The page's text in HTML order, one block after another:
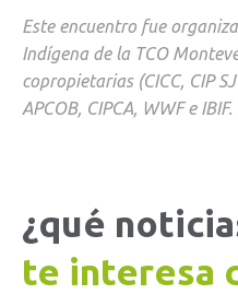
Este encuentro fue
Indígena de la TCO
copropietarias (CICC, CIP
APCOB, CIPCA, WWF e IBIF.
¿qué
te interesa